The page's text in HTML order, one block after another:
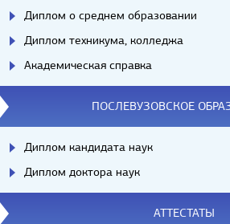
Диплом о среднем образовании
Диплом техникума, колледжа
Академическая справка
ПОСЛЕВУЗОВСКОЕ
Диплом кандидата наук
Диплом доктора наук
АТТЕСТАТЫ